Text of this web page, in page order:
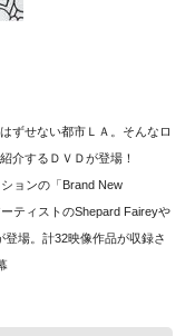
ずせない都市ＬＡ。そんなロ
介するＤＶＤが登場！
ョンの「Brand New
ティストのShepard Faireyや
場。計32映像作品が収録さ